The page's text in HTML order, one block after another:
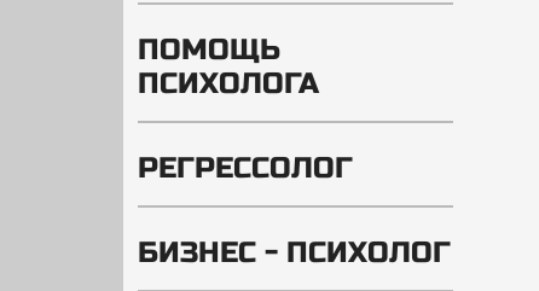
ПОМОЩЬ
ПСИХОЛОГА
РЕГРЕССОЛОГ
БИЗНЕС - ПСИХОЛОГ